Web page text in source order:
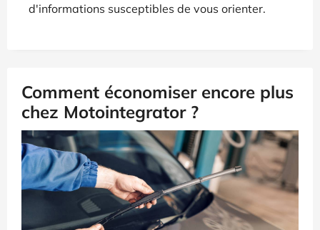
d'informations susceptibles de vous orienter.
Comment économiser encore plus
chez Motointegrator ?